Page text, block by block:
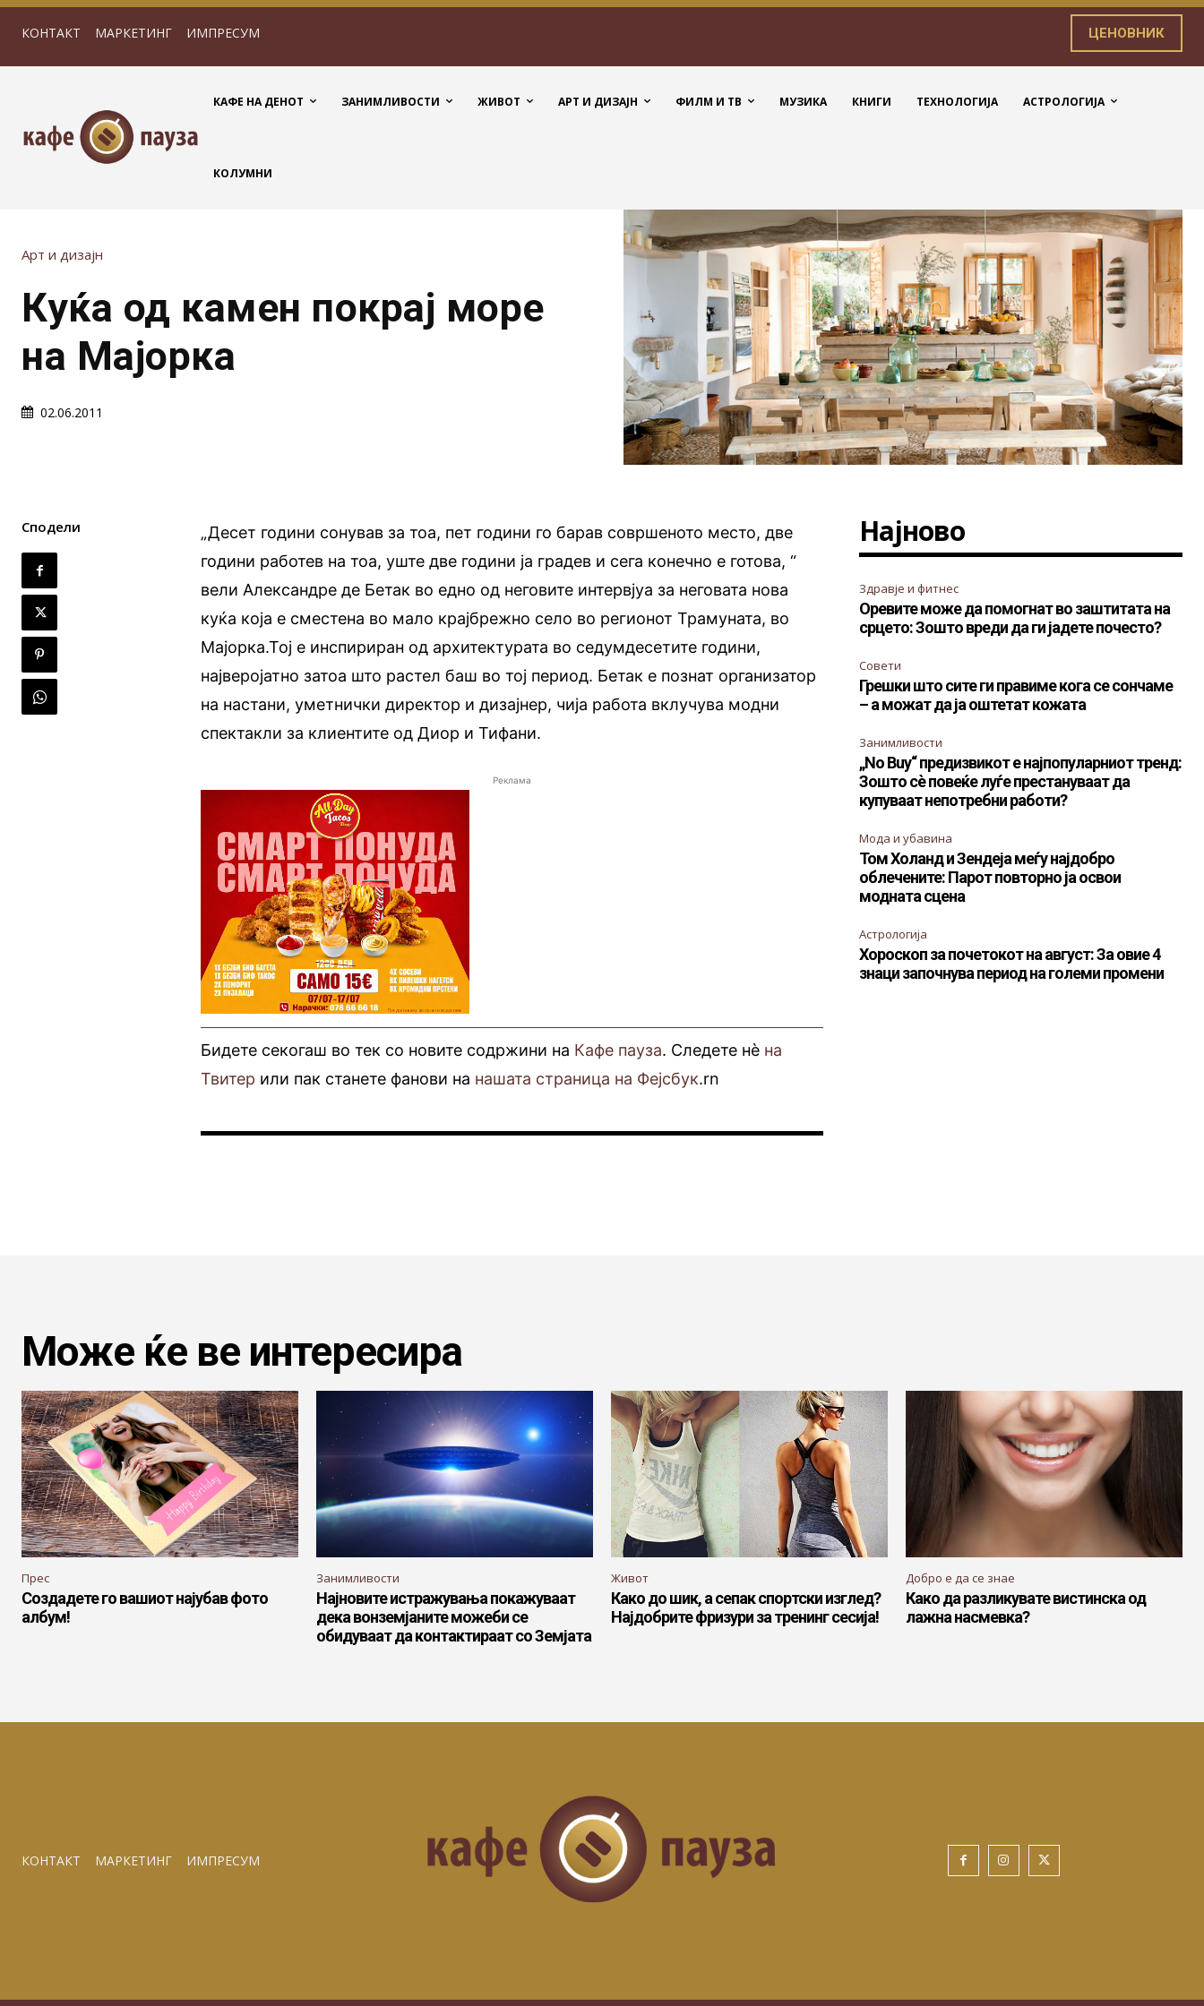
КОНТАКТ МАРКЕТИНГ ИМПРЕСУМ ЦЕНОВНИК
КАФЕ НА ДЕНОТ ЗАНИМЛИВОСТИ ЖИВОТ АРТ И ДИЗАЈН ФИЛМ И ТВ МУЗИКА КНИГИ ТЕХНОЛОГИЈА АСТРОЛОГИЈА
КОЛУМНИ
Арт и дизајн
Куќа од камен покрај море
на Мајорка
02.06.2011
Сподели
„Десет години сонував за тоа, пет години го барав совршеното место, две
години работев на тоа, уште две години ја градев и сега конечно е готова, “
вели Александре де Бетак во едно од неговите интервјуа за неговата нова
куќа која е сместена во мало крајбрежно село во регионот Трамуната, во
Мајорка.Тој е инспириран од архитектурата во седумдесетите години,
најверојатно затоа што растел баш во тој период. Бетак е познат организатор
на настани, уметнички директор и дизајнер, чија работа вклучува модни
спектакли за клиентите од Диор и Тифани.
Реклама
Бидете секогаш во тек со новите содржини на Кафе пауза. Следете нè на
Твитер или пак станете фанови на нашата страница на Фејсбук.rn
Најново
Здравје и фитнес
Оревите може да помогнат во заштитата на
срцето: Зошто вреди да ги јадете почесто?
Совети
Грешки што сите ги правиме кога се сончаме
– а можат да ја оштетат кожата
Занимливости
„No Buy“ предизвикот е најпопуларниот тренд:
Зошто сè повеќе луѓе престануваат да
купуваат непотребни работи?
Мода и убавина
Том Холанд и Зендеја меѓу најдобро
облечените: Парот повторно ја освои
модната сцена
Астрологија
Хороскоп за почетокот на август: За овие 4
знаци започнува период на големи промени
Може ќе ве интересира
Прес
Создадете го вашиот најубав фото
албум!
Занимливости
Најновите истражувања покажуваат
дека вонземјаните можеби се
обидуваат да контактираат со Земјата
Живот
Како до шик, а сепак спортски изглед?
Најдобрите фризури за тренинг сесија!
Добро е да се знае
Како да разликувате вистинска од
лажна насмевка?
КОНТАКТ МАРКЕТИНГ ИМПРЕСУМ